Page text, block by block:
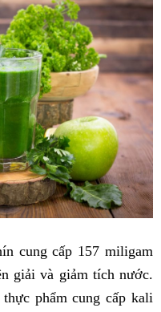
cung cấp 157 miligam
giải và giảm tích nước.
phẩm cung cấp kali